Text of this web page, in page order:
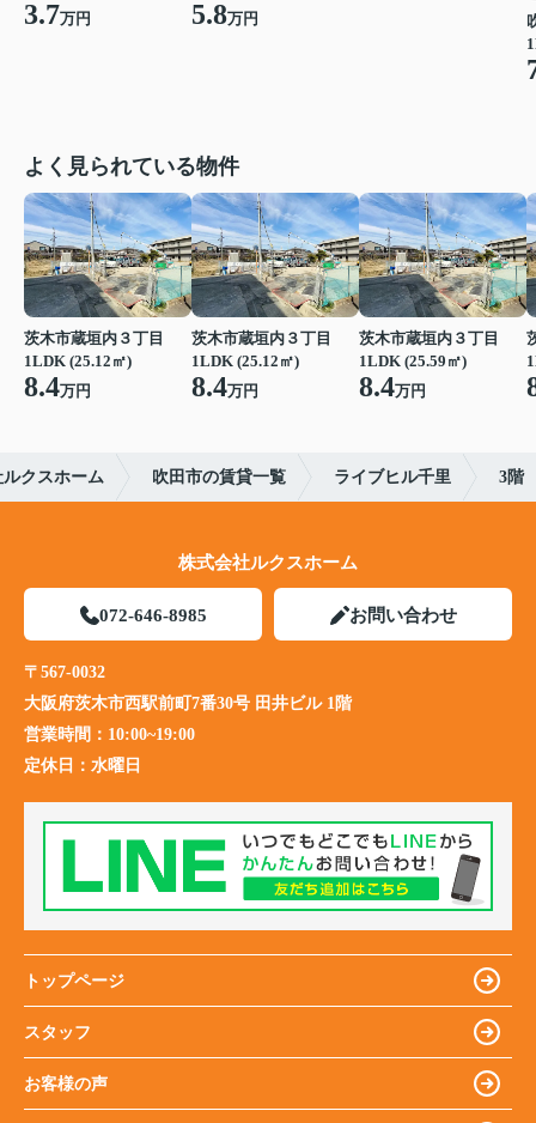
3.7万円 5.8万円
よく見られている物件
茨木市蔵垣内３丁目
1LDK (25.12㎡)
8.4万円
茨木市蔵垣内３丁目
1LDK (25.12㎡)
8.4万円
茨木市蔵垣内３丁目
1LDK (25.59㎡)
8.4万円
クスホーム 吹田市の賃貸一覧 ライブヒル千里 3階
株式会社ルクスホーム
072-646-8985 お問い合わせ
〒567-0032
大阪府茨木市西駅前町7番30号 田井ビル 1階
営業時間： 10:00~19:00
定休日： 水曜日
トップページ
スタッフ
お客様の声